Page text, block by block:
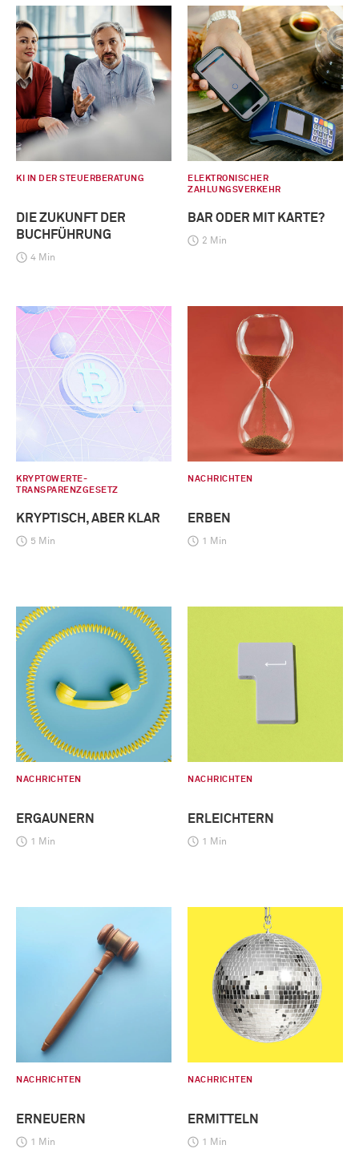
KI IN DER STEUERBERATUNG
DIE ZUKUNFT DER
BUCHFÜHRUNG
4 Min
ELEKTRONISCHER
ZAHLUNGSVERKEHR
BAR ODER MIT KARTE?
2 Min
KRYPTOWERTE-
TRANSPARENZGESETZ
KRYPTISCH, ABER KLAR
5 Min
NACHRICHTEN
ERBEN
1 Min
NACHRICHTEN
ERGAUNERN
1 Min
NACHRICHTEN
ERLEICHTERN
1 Min
NACHRICHTEN
ERNEUERN
1 Min
NACHRICHTEN
ERMITTELN
1 Min